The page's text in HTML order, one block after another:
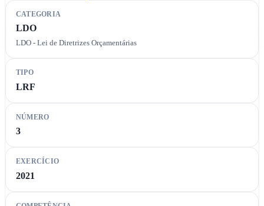
CATEGORIA
LDO
LDO - Lei de Diretrizes Orçamentárias
TIPO
LRF
NÚMERO
3
EXERCÍCIO
2021